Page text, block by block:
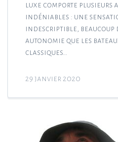
luxe comporte plusieurs
indéniables : une
indescriptible, beaucoup
autonomie que les
classiques…
29 janvier 2020